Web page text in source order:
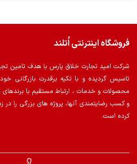
فروشگاه اینترنتی اُتلند
شرکت امید تجارت خلاق پارس با هدف تامین
تاسیس گردیده و با تکیه برقدرت بازرگانی
محصولات و خدمات ، ارتباط مستقیم با
و کسب رضایتمندی آنها، پروژه های بزرگی را در
کرده است.